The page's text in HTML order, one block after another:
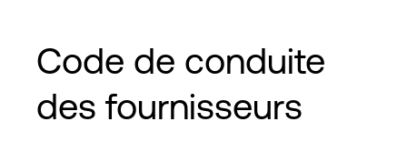
Code de conduite
des fournisseurs